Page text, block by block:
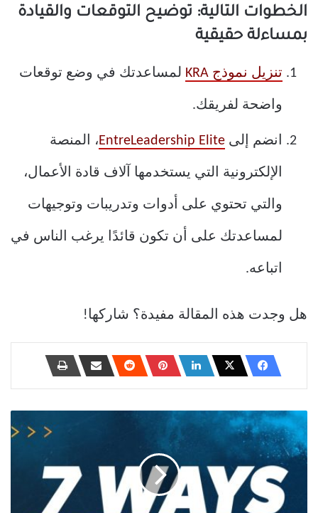
الخطوات التالية: توضيح التوقعات والقيادة
بمساءلة حقيقية
تنزيل نموذج KRA لمساعدتك في وضع توقعات
واضحة لفريقك.
انضم إلى EntreLeadership Elite، المنصة
الإلكترونية التي يستخدمها آلاف قادة الأعمال،
والتي تحتوي على أدوات وتدريبات وتوجيهات
لمساعدتك على أن تكون قائدًا يرغب الناس في
اتباعه.
هل وجدت هذه المقالة مفيدة؟ شاركها!
هل
EntreLeadership
تستحق
الاستثمار؟